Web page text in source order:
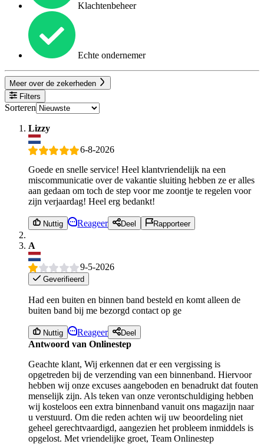
Klachtenbeheer
Echte ondernemer
Meer over de zekerheden
Filters
Sorteren
Lizzy
6-8-2026
Goede en snelle service! Heel klantvriendelijk na een
miscommunicatie over de vakantie sluiting hebben ze er alles
aan gedaan om toch de step voor me zoontje te regelen voor
zijn verjaardag! Heel erg bedankt!
Nuttig Reageer Deel Rapporteer
A
9-5-2026
Geverifieerd
Had een buiten en binnen band besteld en komt alleen de
buiten band bij me bezorgd contact op ge
Nuttig Reageer Deel
Antwoord van Onlinestep
Geachte klant, Wij erkennen dat er een vergissing is
opgetreden bij de verzending van een binnenband. Hiervoor
hebben wij onze excuses aangeboden en benadrukt dat fouten
menselijk zijn. Als teken van onze verontschuldiging hebben
wij kosteloos een extra binnenband vanuit ons magazijn naar
u verstuurd. Om die reden achten wij uw beoordeling niet
geheel gerechtvaardigd, aangezien het probleem inmiddels is
opgelost. Met vriendelijke groet, Team Onlinestep